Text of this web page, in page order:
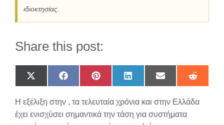
ιδιοκτησίας.
Share this post:
Share
on
(Twitter)
Share
on
Share
on
Share
on
Share
on
Share
on
Η εξέλιξη στην , τα τελευταία χρόνια και στην Ελλάδα
έχει ενισχύσει σημαντικά την τάση για συστήματα